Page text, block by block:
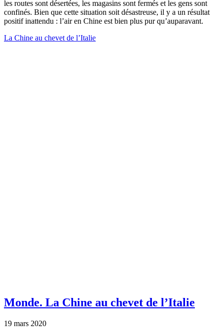
les routes sont désertées, les magasins sont fermés et les gens sont
confinés. Bien que cette situation soit désastreuse, il y a un résultat
positif inattendu : l’air en Chine est bien plus pur qu’auparavant.
La Chine au chevet de l’Italie
Monde. La Chine au chevet de l’Italie
19 mars 2020